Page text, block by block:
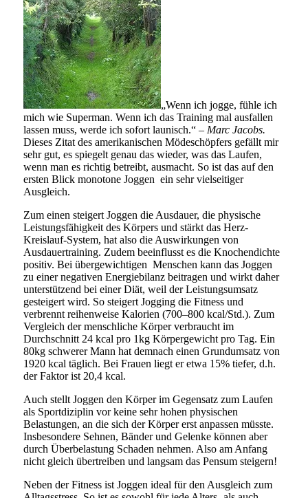
„Wenn ich jogge, fühle ich
mich wie Superman. Wenn ich das Training mal ausfallen
lassen muss, werde ich sofort launisch.“ –Marc Jacobs.
Dieses Zitat des amerikanischen Mödeschöpfers gefällt mir
sehr gut, es spiegelt genau das wieder, was das Laufen,
wenn man es richtig betreibt, ausmacht. So ist das auf den
ersten Blick monotone Joggen ein sehr vielseitiger
Ausgleich.
Zum einen steigert Joggen die Ausdauer, die physische
Leistungsfähigkeit des Körpers und stärkt das Herz-
Kreislauf-System, hat also die Auswirkungen von
Ausdauertraining. Zudem beeinflusst es die Knochendichte
positiv. Bei übergewichtigen Menschen kann das Joggen
zu einer negativen Energiebilanz beitragen und wirkt daher
unterstützend bei einer Diät, weil der Leistungsumsatz
gesteigert wird. So steigert Jogging die Fitness und
verbrennt reihenweise Kalorien (700–800 kcal/Std.). Zum
Vergleich der menschliche Körper verbraucht im
Durchschnitt 24 kcal pro 1kg Körpergewicht pro Tag. Ein
80kg schwerer Mann hat demnach einen Grundumsatz von
1920 kcal täglich. Bei Frauen liegt er etwa 15% tiefer, d.h.
der Faktor ist 20,4 kcal.
Auch stellt Joggen den Körper im Gegensatz zum Laufen
als Sportdiziplin vor keine sehr hohen physischen
Belastungen, an die sich der Körper erst anpassen müsste.
Insbesondere Sehnen, Bänderund Gelenke können aber
durch Überbelastung Schaden nehmen. Also am Anfang
nicht gleich übertreiben und langsam das Pensum steigern!
Neben der Fitness ist Joggen ideal für den Ausgleich zum